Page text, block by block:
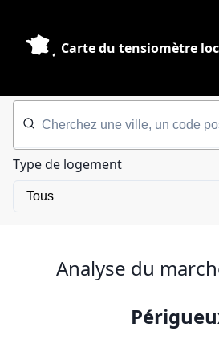
Carte du tensiomètre
Type de logement
Analyse du